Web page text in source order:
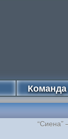
Команда
“Сиена”